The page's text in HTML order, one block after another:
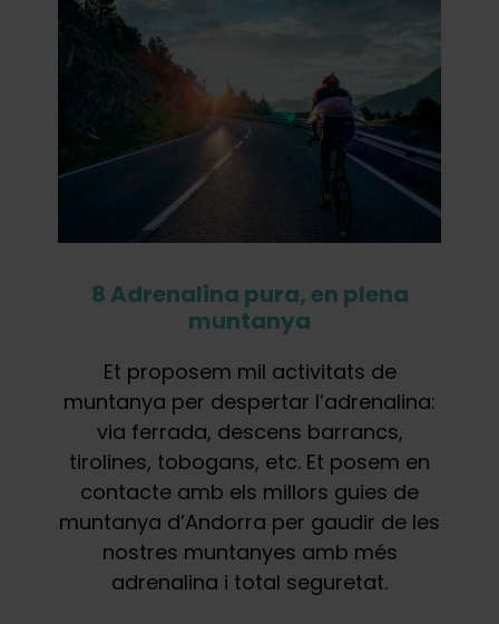
8 Adrenalina pura, en plena
muntanya
Et proposem mil activitats de
muntanya per despertar l’adrenalina:
via ferrada, descens barrancs,
tirolines, tobogans, etc. Et posem en
contacte amb els millors guies de
muntanya d’Andorra per gaudir de les
nostres muntanyes amb més
adrenalina i total seguretat.